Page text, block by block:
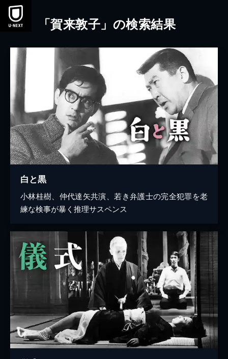
本文へスキップ
「賀来敦子」の検索結果
白と黒
小林桂樹、仲代達矢共演、若き弁護士の完全犯罪を老
練な検事が暴く推理サスペンス